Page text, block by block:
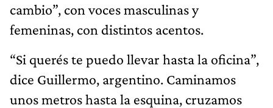
cambio”, con voces masculinas y
femeninas, con distintos acentos.
“Si querés te puedo llevar hasta la oficina”,
dice Guillermo, argentino. Caminamos
unos metros hasta la esquina, cruzamos